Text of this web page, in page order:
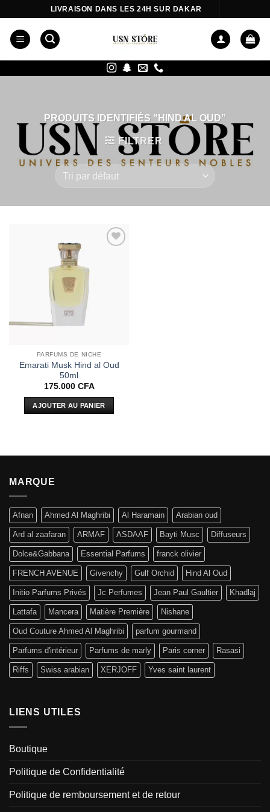
contenu
LIVRAISON DANS LES 24H SUR DAKAR
PRODUITS IDENTIFIÉS “HIND AL OUD”
FILTRER
PARFUMS DE NICHE
Emarati Musk Hind al Oud
50ml
175.000 CFA
AJOUTER AU PANIER
MARQUE
Afnan Ahmed Al Maghribi Al Haramain Arabian oud
Ard al zaafaran ARMAF ASDAAF Bayti Musc Diffuseurs
Dolce&Gabbana Essential Parfums franck olivier
FRENCH AVENUE Givenchy Gulf Orchid Hind Al Oud
Initio Parfums Privés Jc Perfumes Jean Paul Gaultier Khadlaj
Lattafa Mancera Matière Première Nishane
Oud Couture Ahmed Al Maghribi parfum gourmand
Parfums d'intérieur Parfums de marly Paris corner Rasasi
Riffs Swiss arabian XERJOFF Yves saint laurent
LIENS UTILES
Boutique
Politique de Confidentialité
Politique de remboursement et de retour